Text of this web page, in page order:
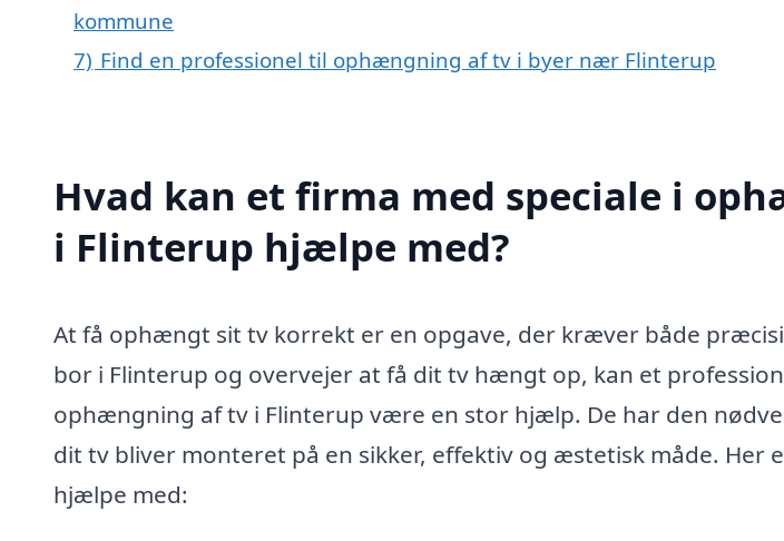
kommune
7) Find en professionel til ophængning af tv i byer nær Flinterup
Hvad kan et firma med speciale i
i Flinterup hjælpe med?
At få ophængt sit tv korrekt er en opgave, der kræver både
bor i Flinterup og overvejer at få dit tv hængt op, kan et
ophængning af tv i Flinterup være en stor hjælp. De har den
dit tv bliver monteret på en sikker, effektiv og æstetisk måde. Her
hjælpe med: